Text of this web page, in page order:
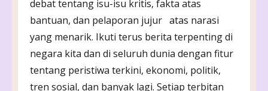
debat tentang isu-isu kritis, fakta atas
bantuan, dan pelaporan jujur atas narasi
yang menarik. Ikuti terus berita terpenting di
negara kita dan di seluruh dunia dengan fitur
tentang peristiwa terkini, ekonomi, politik,
tren sosial, dan banyak lagi. Setiap terbitan